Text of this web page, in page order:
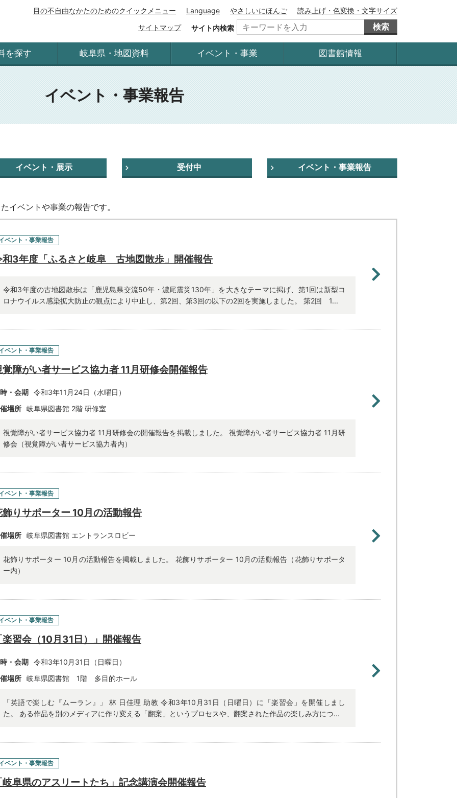
目の不自由なかたのためのクイックメニュー Language やさしいにほんご
読み上げ・色変換・文字サイズ
サイトマップ
サイト内検索 検索
を探す 岐阜県・地図資料 イベント・事業 図書館情報
イベント・事業報告
イベント・展示 受付中 イベント・事業報告
イベントや事業の報告です。
ベント・事業報告
和3年度「ふるさと岐阜 古地図散歩」開催報告
令和3年度の古地図散歩は「鹿児島県交流50年・濃尾震災130年」を大きなテーマに掲げ、第1回は新型コ
ロナウイルス感染拡大防止の観点により中止し、第2回、第3回の以下の2回を実施しました。 第2回 1...
ベント・事業報告
覚障がい者サービス協力者 11月研修会開催報告
・会期 令和3年11月24日（水曜日）
場所 岐阜県図書館 2階 研修室
視覚障がい者サービス協力者 11月研修会の開催報告を掲載しました。 視覚障がい者サービス協力者 11月研
修会（視覚障がい者サービス協力者内）
ベント・事業報告
飾りサポーター 10月の活動報告
場所 岐阜県図書館 エントランスロビー
花飾りサポーター 10月の活動報告を掲載しました。 花飾りサポーター 10月の活動報告（花飾りサポータ
ー内）
ベント・事業報告
楽習会（10月31日）」開催報告
・会期 令和3年10月31日（日曜日）
場所 岐阜県図書館 1階 多目的ホール
「英語で楽しむ『ムーラン』」 林 日佳理 助教 令和3年10月31日（日曜日）に「楽習会」を開催しまし
た。 ある作品を別のメディアに作り変える「翻案」というプロセスや、翻案された作品の楽しみ方につ...
ベント・事業報告
岐阜県のアスリートたち」記念講演会開催報告